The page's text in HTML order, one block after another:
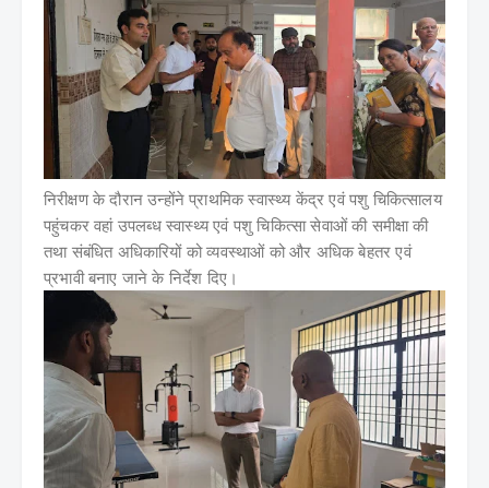
निरीक्षण के दौरान उन्होंने प्राथमिक स्वास्थ्य केंद्र एवं पशु चिकित्सालय
पहुंचकर वहां उपलब्ध स्वास्थ्य एवं पशु चिकित्सा सेवाओं की समीक्षा की
तथा संबंधित अधिकारियों को व्यवस्थाओं को और अधिक बेहतर एवं
प्रभावी बनाए जाने के निर्देश दिए।